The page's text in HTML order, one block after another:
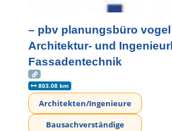
– pbv planungsbüro vogel
Architektur- und
Fassadentechnik
803.08 km
Architekten/Ingenieure
Bausachverständige